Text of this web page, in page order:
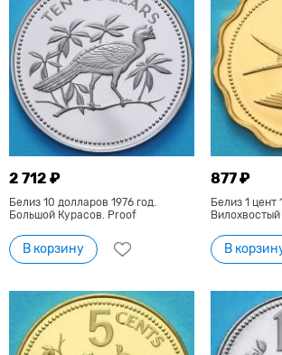
2 712 ₽
Белиз 10 долларов 1976 год.
Большой Курасов. Proof
В корзину
877 ₽
Белиз 1 цент
В